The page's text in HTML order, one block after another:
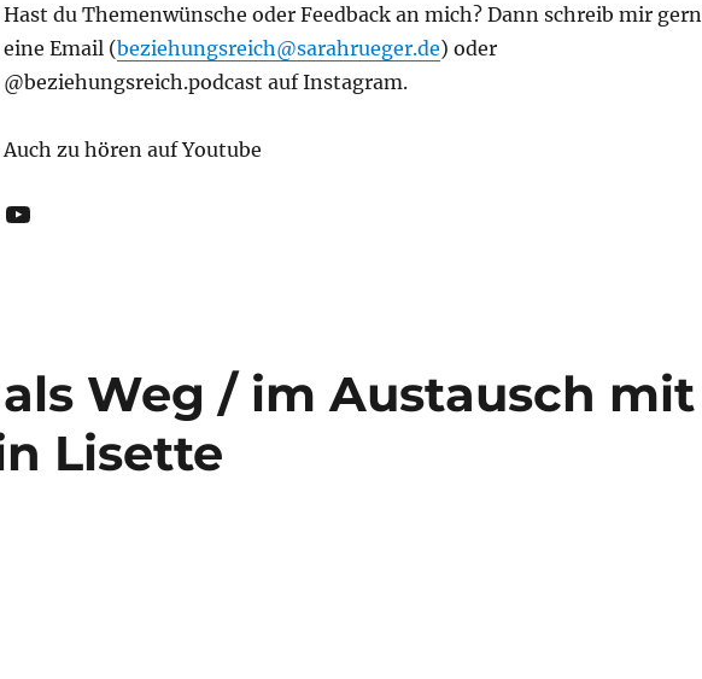
Hast du Themenwünsche oder Feedback an mich? Dann schreib mir
eine Email (beziehungsreich@sarahrueger.de) oder
@beziehungsreich.podcast auf Instagram.
Auch zu hören auf Youtube
YouTube
als Weg / im Austausch mit
Lisette